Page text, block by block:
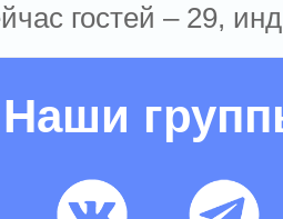
гостей – 29,
Наши